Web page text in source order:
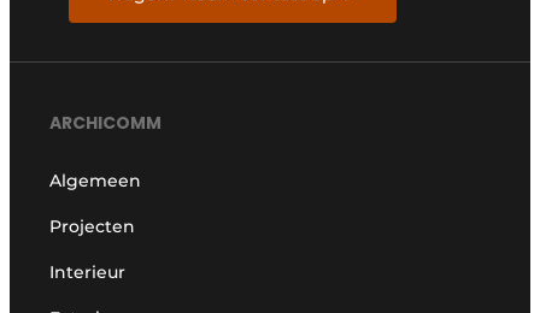
ARCHICOMM
Algemeen
Projecten
Interieur